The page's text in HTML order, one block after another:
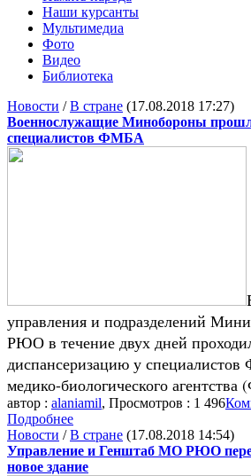
Наши курсанты
Мультимедиа
Фото
Видео
Библиотека
Новости /В стране (17.08.2018 17:27)
Военнослужащие Минобороны
специалистов ФМБА
управления и подразделений
РЮО в течение двух дней
диспансеризацию у специалистов
медико-биологического
автор : alaniamil, Просмотров : 1 496
Подробнее
Новости /В стране (17.08.2018 14:54)
Управление и Генштаб МО РЮО
новое здание